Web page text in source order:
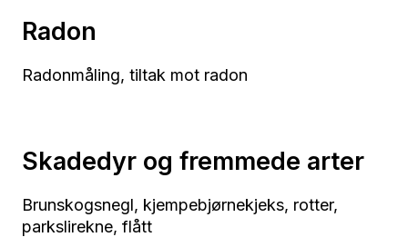
Radon
Radonmåling, tiltak mot radon
Skadedyr og fremmede arter
Brunskogsnegl, kjempebjørnekjeks, rotter,
parkslirekne, flått